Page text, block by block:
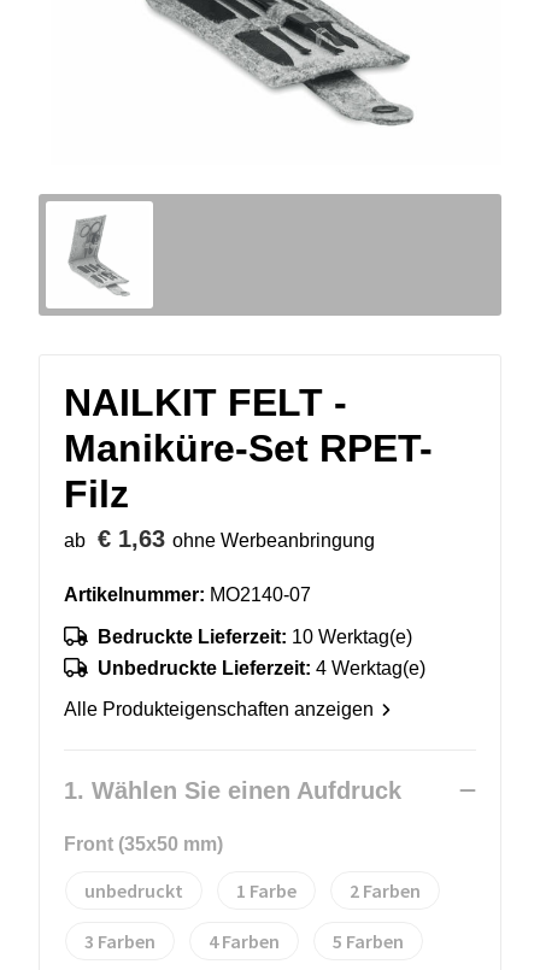
NAILKIT FELT -
Maniküre-Set RPET-
Filz
ab € 1,63 ohne Werbeanbringung
Artikelnummer: MO2140-07
Bedruckte Lieferzeit: 10 Werktag(e)
Unbedruckte Lieferzeit: 4 Werktag(e)
Alle Produkteigenschaften anzeigen
1. Wählen Sie einen Aufdruck
Front (35x50 mm)
unbedruckt 1 2
3 4 5